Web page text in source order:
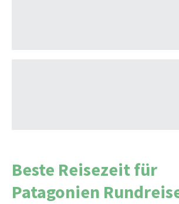
Beste Reisezeit für
Patagonien